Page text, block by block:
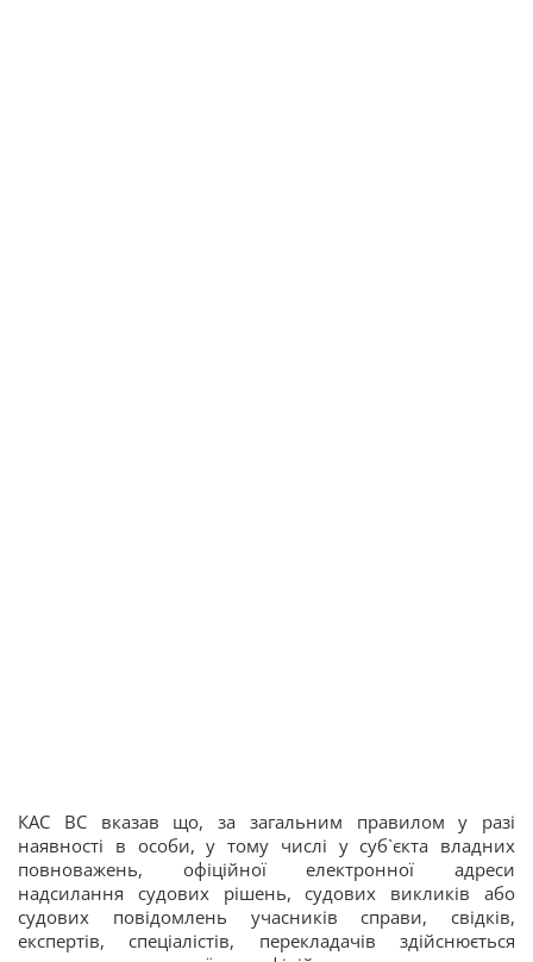
КАС ВС вказав що, за загальним правилом у разі
наявності в особи, у тому числі у суб`єкта владних
повноважень, офіційної електронної адреси
надсилання судових рішень, судових викликів або
судових повідомлень учасників справи, свідків,
експертів, спеціалістів, перекладачів здійснюється